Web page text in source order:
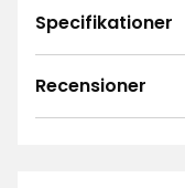
Specifikationer
Recensioner
5.0